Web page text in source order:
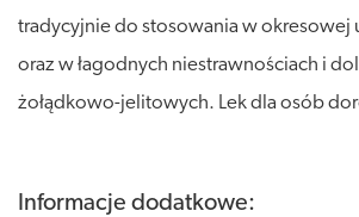
tradycyjnie do stosowania w okresowej
oraz w łagodnych niestrawnościach i
żołądkowo-jelitowych. Lek dla osób
Informacje dodatkowe: